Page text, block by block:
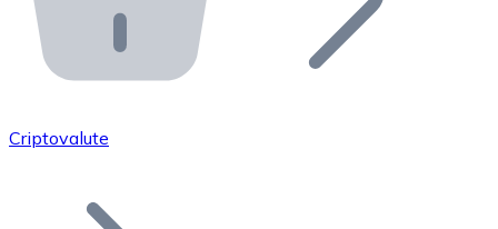
API Bitnovo
Integra la nostra API nel tuo ecosistema.
Unisciti alla nostra rete di rivenditori e
Aggiungi il token del tuo progetto al nostro servizio di
Criptovalute